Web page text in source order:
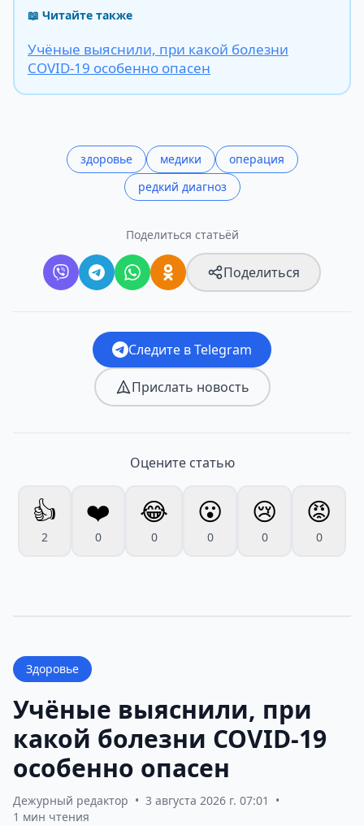
📖 Читайте также
Учёные выяснили, при какой болезни
COVID-19 особенно опасен
здоровье медики
операция
редкий диагноз
Поделиться статьёй
Поделиться
Следите в Telegram
Прислать новость
Оцените статью
👍
2
❤️
0
😂
0
😮
0
😢
0
😡
0
Здоровье
Учёные выяснили, при
какой болезни COVID-19
особенно опасен
Дежурный редактор • 3 августа 2026 г. 07:01
•
1 мин чтения